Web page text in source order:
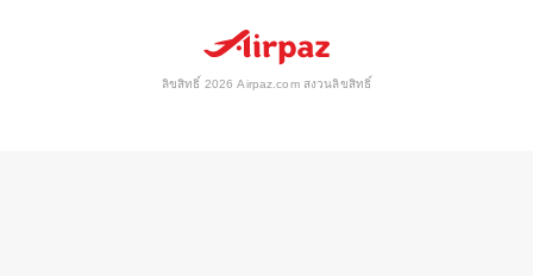
ลิขสิทธิ์ 2026 Airpaz.com สงวนลิขสิทธิ์